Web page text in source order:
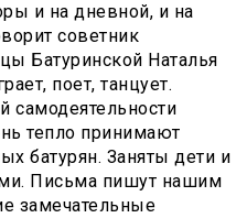
и на дневной, и на
советник
Батуринской Наталья
поет, танцует.
самодеятельности
тепло принимают
батурян. Заняты дети и
Письма пишут нашим
замечательные